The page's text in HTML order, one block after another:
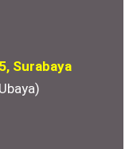
Surabaya